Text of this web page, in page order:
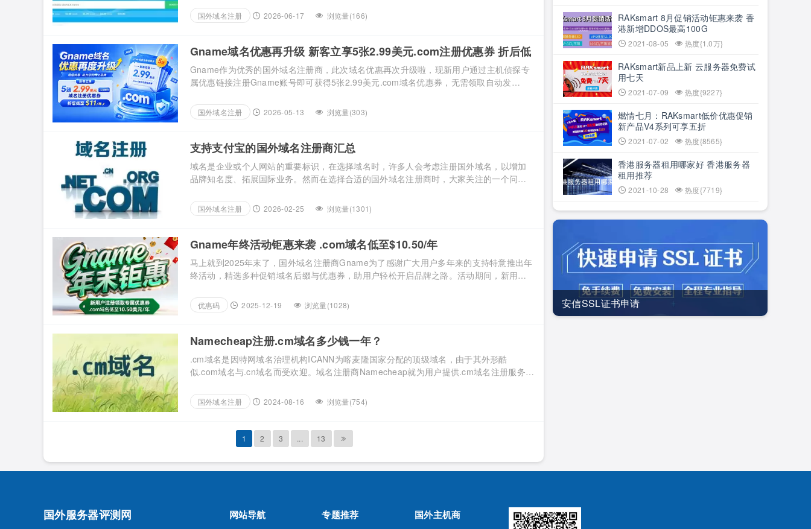
用户应同时准备几个备选后缀或拼写方案，因为热门.com域名可能已经被注册，盲目选择
冷门后缀未必适合长期品牌使用。 购买前先确认域名 […]...
国外域名注册 2026-06-17 浏览量(166)
Gname域名优惠再升级 新客立享5张2.99美元.com注册优惠券 折后低
至$11/年
Gname作为优秀的国外域名注册商，此次域名优惠再次升级啦，现新用户通过主机侦探专
属优惠链接注册Gname账号即可获得5张2.99美元.com域名优惠券，无需领取自动发
名优惠升级 Gname专属优惠链接：领取专属优惠券（点击优惠链接在Gname注册账号即
可获得5张2.99美元.com域名优惠券，无需领取自动发 […]...
国外域名注册 2026-05-13 浏览量(303)
支持支付宝的国外域名注册商汇总
域名是企业或个人网站的重要标识，在选择域名时，许多人会考虑注册国外域名，以增加
品牌知名度、拓展国际业务。然而在选择合适的国外域名注册商时，大家关注的一个问题
总了主流的支持支付宝的国外域名注册商。 一、支付宝的国外域名注册商：Gname
Gname是一家专业的国际域名注册商，以域名为核心业务，为客户提供域名注册、域名抢
国外域名注册 2026-02-25 浏览量(1301)
Gname年终活动钜惠来袭 .com域名低至$10.50/年
马上就到2025年末了，国外域名注册商Gname为了感谢广大用户多年来的支持特意推出年
终活动，精选多种促销域名后缀与优惠券，助用户轻松开启品牌之路。活动期间，新用户
名、.vip域名、.shop域名、.xyz域名等多种域名参与优惠，同时用户可以领取Gname批量
优惠券。 活动地址：Gname官网 Gna […]...
优惠码 2025-12-19 浏览量(1028)
Namecheap注册.cm域名多少钱一年？
.cm域名是因特网域名治理机构ICANN为喀麦隆国家分配的顶级域名，由于其外形酷
似.com域名与.cn域名而受欢迎。域名注册商Namecheap就为用户提供.cm域名注册服务，
Namecheap官网》 .cm域名特指“传媒”、中国移动互联含义，也可理解成英文China
Mobile、China Mer […]...
国外域名注册 2024-08-16 浏览量(754)
1 2 3 ... 13
RAKsmart 8月促销活动钜惠来袭 香
港新增DDOS最高100G
2021-08-05 热度{1.0万}
RAKsmart新品上新 云服务器免费试
用七天
2021-07-09 热度{9227}
燃情七月：RAKsmart低价优惠促销
新产品V4系列可享五折
2021-07-02 热度{8565}
香港服务器租用哪家好 香港服务器
租用推荐
2021-10-28 热度{7719}
安信SSL证书申请
国外服务器评测网 网站导航 专题推荐 国外主机商